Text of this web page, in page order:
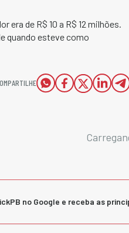
era de R$ 10 a R$ 12 milhões.
quando esteve como
no Google e receba as